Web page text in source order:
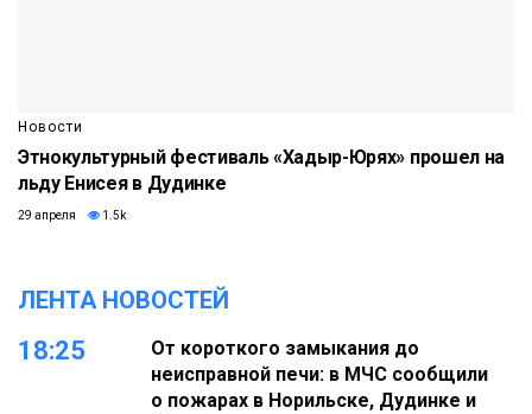
Новости
Этнокультурный фестиваль «Хадыр-Юрях» прошел на
льду Енисея в Дудинке
29 апреля 1.5k
ЛЕНТА НОВОСТЕЙ
18:25
От короткого замыкания до
неисправной печи: в МЧС сообщили
о пожарах в Норильске, Дудинке и